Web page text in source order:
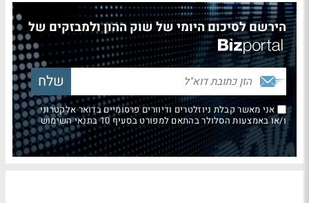
הירשם לסיכום היומי של שוק ההון ולמבזקים של
אני מאשר קבלת ניוזלטרים ודיוורים פרסומיים בדואר אלקטרוני
ו/או באמצעות הסלולר בהתאם למפורט בסעיף 10 בתנאי השימוש